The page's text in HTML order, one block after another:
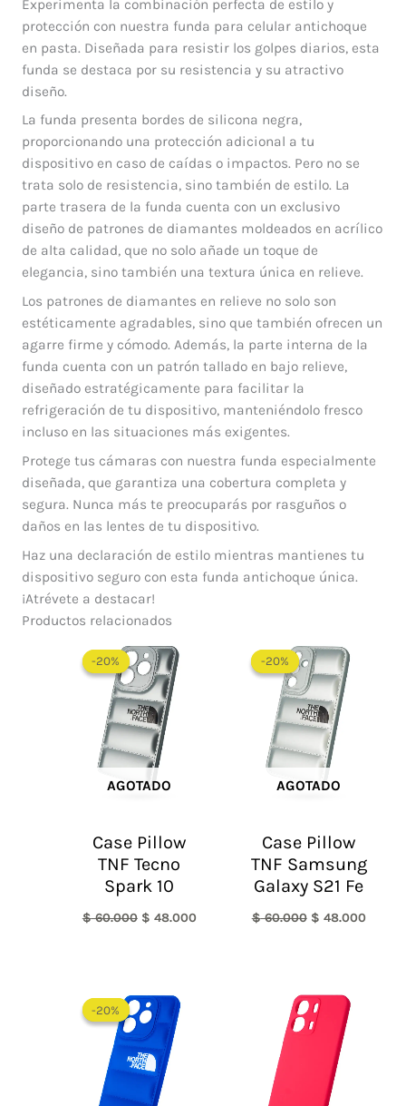
Experimenta la combinación perfecta de estilo y
protección con nuestra funda para celular antichoque
en pasta. Diseñada para resistir los golpes diarios, esta
funda se destaca por su resistencia y su atractivo
diseño.
La funda presenta bordes de silicona negra,
proporcionando una protección adicional a tu
dispositivo en caso de caídas o impactos. Pero no se
trata solo de resistencia, sino también de estilo. La
parte trasera de la funda cuenta con un exclusivo
diseño de patrones de diamantes moldeados en acrílico
de alta calidad, que no solo añade un toque de
elegancia, sino también una textura única en relieve.
Los patrones de diamantes en relieve no solo son
estéticamente agradables, sino que también ofrecen un
agarre firme y cómodo. Además, la parte interna de la
funda cuenta con un patrón tallado en bajo relieve,
diseñado estratégicamente para facilitar la
refrigeración de tu dispositivo, manteniéndolo fresco
incluso en las situaciones más exigentes.
Protege tus cámaras con nuestra funda especialmente
diseñada, que garantiza una cobertura completa y
segura. Nunca más te preocuparás por rasguños o
daños en las lentes de tu dispositivo.
Haz una declaración de estilo mientras mantienes tu
dispositivo seguro con esta funda antichoque única.
¡Atrévete a destacar!
Productos relacionados
-20%
AGOTADO
-20%
Case Pillow
TNF Tecno
Spark 10
$60.000
precio
original
era:
$ 60.000.
$ 48.000
-20%
AGOTADO
-20%
Case Pillow
TNF Samsung
Galaxy S21 Fe
$60.000
precio
original
era:
$ 60.000.
$ 48.000
-20%
-20%
precio
original
era:
$ 60.000.